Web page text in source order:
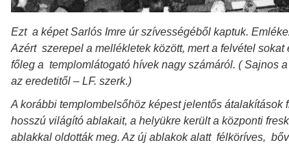
HD 1944. év
HD 1945. év
HD 1946. év
HD 1947. év
HD 1948. év
HD 1949. év
Ezt a képet Sarlós Imre úr szívességéből kaptuk.
Azért szerepel a mellékletek között, mert a felvétel
főleg a templomlátogató hívek nagy számáról. ( Sajnos
az eredetitől – LF. szerk.)
A korábbi templombelsőhöz képest jelentős átalakítások
hosszú világító ablakait, a helyükre került a központi
ablakkal oldották meg. Az új ablakok alatt félköríves,